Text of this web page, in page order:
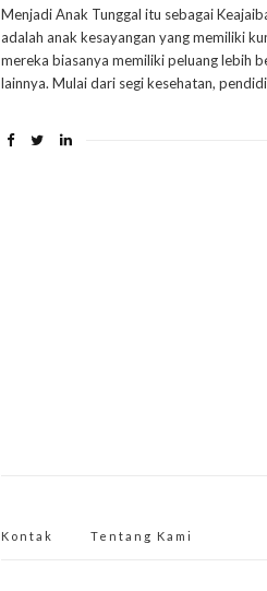
Menjadi Anak Tunggal itu sebagai
adalah anak kesayangan yang memiliki
mereka biasanya memiliki peluang lebih
lainnya. Mulai dari segi kesehatan,
Kontak Tentang Kami